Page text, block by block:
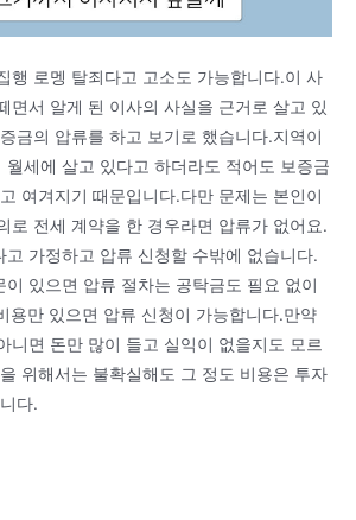
행 로멩 탈죄다고 고소도 가능합니다.이 사
면서 알게 된 이사의 사실을 근거로 살고 있
금의 압류를 하고 보기로 했습니다.지역이
월세에 살고 있다고 하더라도 적어도 보증금
여겨지기 때문입니다.다만 문제는 본인이
로 전세 계약을 한 경우라면 압류가 없어요.
고 가정하고 압류 신청할 수밖에 없습니다.
이 있으면 압류 절차는 공탁금도 필요 없이
용만 있으면 압류 신청이 가능합니다.만약
니면 돈만 많이 들고 실익이 없을지도 모르
위해서는 불확실해도 그 정도 비용은 투자
다.